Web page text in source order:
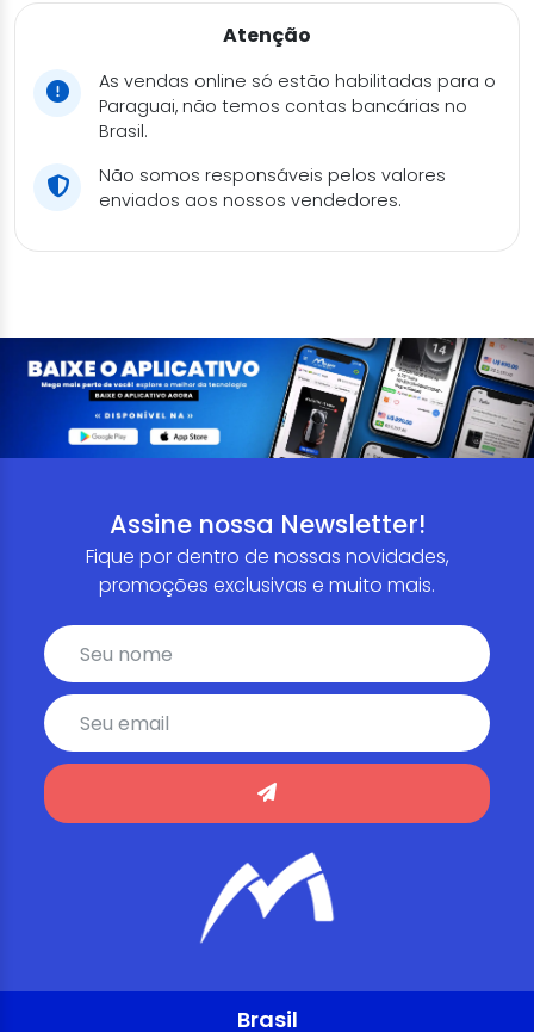
Atenção
As vendas online só estão habilitadas para o
Paraguai, não temos contas bancárias no
Brasil.
Não somos responsáveis pelos valores
enviados aos nossos vendedores.
Assine nossa Newsletter!
Fique por dentro de nossas novidades,
promoções exclusivas e muito mais.
Brasil